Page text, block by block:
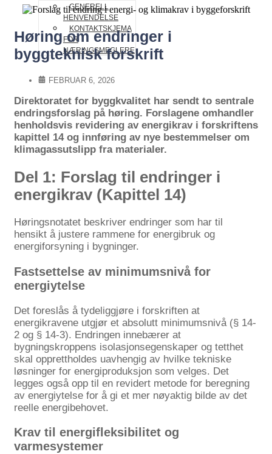
GENERELL
HENVENDELSE
KONTAKTSKJEMA
FOR
NÆRINGSMEGLERE
Høring om endringer i
byggteknisk forskrift
FEBRUAR 6, 2026
Direktoratet for byggkvalitet har sendt to sentrale
endringsforslag på høring. Forslagene omhandler
henholdsvis revidering av energikrav i forskriftens
kapittel 14 og innføring av nye bestemmelser om
klimagassutslipp fra materialer.
Del 1: Forslag til endringer i
energikrav (Kapittel 14)
Høringsnotatet beskriver endringer som har til
hensikt å justere rammene for energibruk og
energiforsyning i bygninger.
Fastsettelse av minimumsnivå for
energiytelse
Det foreslås å tydeliggjøre i forskriften at
energikravene utgjør et absolutt minimumsnivå (§ 14-
2 og § 14-3). Endringen innebærer at
bygningskroppens isolasjonsegenskaper og tetthet
skal opprettholdes uavhengig av hvilke tekniske
løsninger for energiproduksjon som velges. Det
legges også opp til en revidert metode for beregning
av energiytelse for å gi et mer nøyaktig bilde av det
reelle energibehovet.
Krav til energifleksibilitet og
varmesystemer